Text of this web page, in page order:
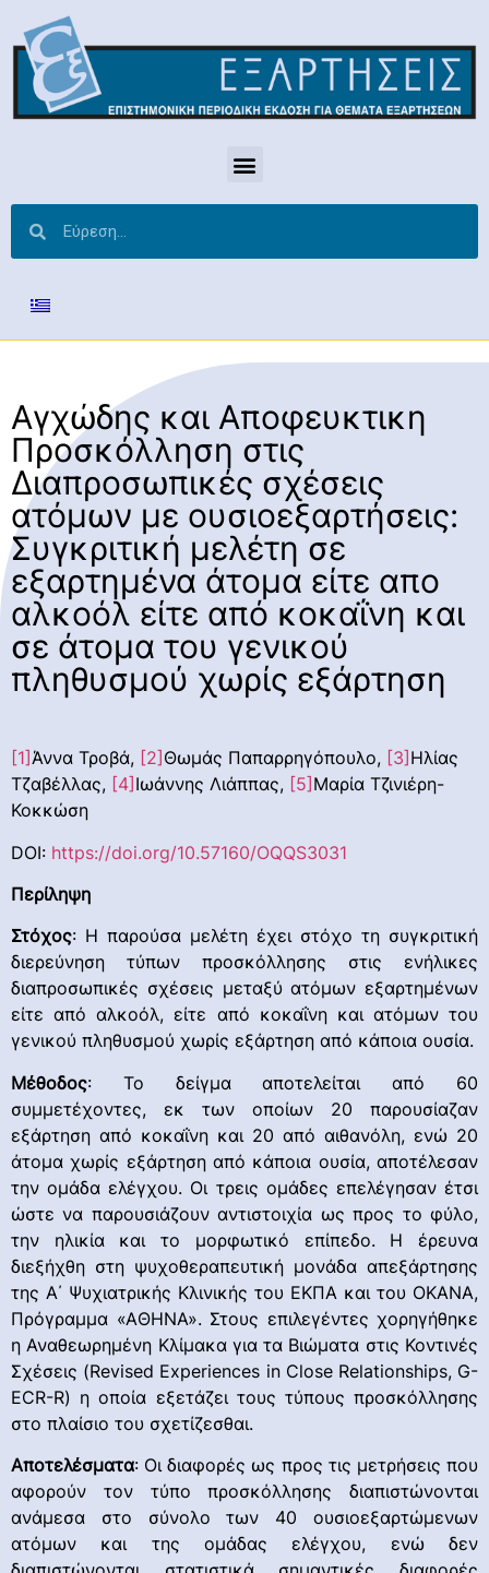
Aγχώδης και Αποφευκτικη
Προσκόλληση στις
Διαπροσωπικές σχέσεις
ατόμων με ουσιοεξαρτήσεις:
Συγκριτική μελέτη σε
εξαρτημένα άτομα είτε απο
αλκοόλ είτε από κοκαΐνη και
σε άτομα του γενικού
πληθυσμού χωρίς εξάρτηση
[1]Άννα Τροβά, [2] Θωμάς Παπαρρηγόπουλο, [3] Ηλίας
Τζαβέλλας, [4] Ιωάννης Λιάππας, [5] Μαρία Τζινιέρη-
Κοκκώση
DOI: https://doi.org/10.57160/OQQS3031
Περίληψη
Στόχος: Η παρούσα μελέτη έχει στόχο τη συγκριτική
διερεύνηση τύπων προσκόλλησης στις ενήλικες
διαπροσωπικές σχέσεις μεταξύ ατόμων εξαρτημένων
είτε από αλκοόλ, είτε από κοκαΐνη και ατόμων του
γενικού πληθυσμού χωρίς εξάρτηση από κάποια ουσία.
Μέθοδος: Το δείγμα αποτελείται από 60
συμμετέχοντες, εκ των οποίων 20 παρουσίαζαν
εξάρτηση από κοκαΐνη και 20 από αιθανόλη, ενώ 20
άτομα χωρίς εξάρτηση από κάποια ουσία, αποτέλεσαν
την ομάδα ελέγχου. Οι τρεις ομάδες επελέγησαν έτσι
ώστε να παρουσιάζουν αντιστοιχία ως προς το φύλο,
την ηλικία και το μορφωτικό επίπεδο. Η έρευνα
διεξήχθη στη ψυχοθεραπευτική μονάδα απεξάρτησης
της Α΄ Ψυχιατρικής Κλινικής του ΕΚΠΑ και του ΟΚΑΝΑ,
Πρόγραμμα «ΑΘΗΝΑ». Στους επιλεγέντες χορηγήθηκε
η Αναθεωρημένη Κλίμακα για τα Βιώματα στις Κοντινές
Σχέσεις (Revised Experiences in Close Relationships, G-
ECR-R) η οποία εξετάζει τους τύπους προσκόλλησης
στο πλαίσιο του σχετίζεσθαι.
Αποτελέσματα: Οι διαφορές ως προς τις μετρήσεις που
αφορούν τον τύπο προσκόλλησης διαπιστώνονται
ανάμεσα στο σύνολο των 40 ουσιοεξαρτώμενων
ατόμων και της ομάδας ελέγχου, ενώ δεν